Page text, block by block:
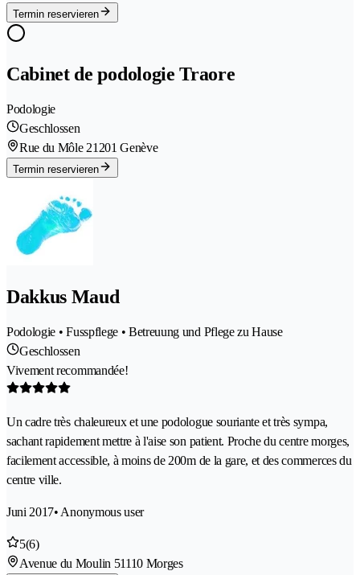
Termin reservieren
Cabinet de podologie Traore
Podologie
Geschlossen
Rue du Môle 21201 Genève
Termin reservieren
Dakkus Maud
Podologie • Fusspflege • Betreuung und Pflege zu Hause
Geschlossen
Vivement recommandée!
Un cadre très chaleureux et une podologue souriante et très sympa,
sachant rapidement mettre à l'aise son patient. Proche du centre morges,
facilement accessible, à moins de 200m de la gare, et des commerces du
centre ville.
Juni 2017• Anonymous user
5(6)
Avenue du Moulin 51110 Morges